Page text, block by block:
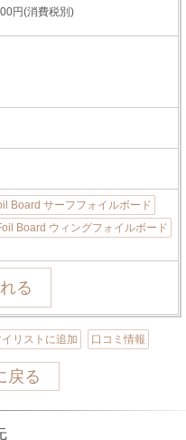
円(消費税別)
Board サーフフォイルボード
Board ウィングフォイルボード
イリストに追加 口コミ情報
戻る